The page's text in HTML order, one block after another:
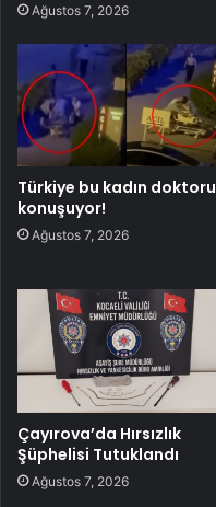
Ağustos 7, 2026
Türkiye bu kadın doktoru
konuşuyor!
Ağustos 7, 2026
Çayırova’da Hırsızlık
Şüphelisi Tutuklandı
Ağustos 7, 2026